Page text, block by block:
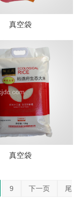
真空袋
真空袋
9 下一页
尾